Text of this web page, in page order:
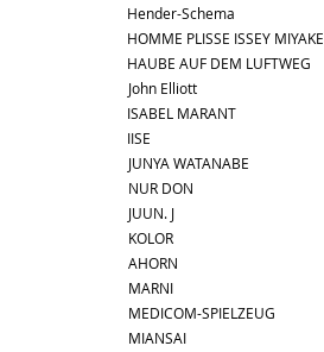
Hender-Schema
HOMME PLISSE ISSEY MIYAKE
HAUBE AUF DEM LUFTWEG
John Elliott
ISABEL MARANT
IISE
JUNYA WATANABE
NUR DON
JUUN. J
KOLOR
AHORN
MARNI
MEDICOM-SPIELZEUG
MIANSAI